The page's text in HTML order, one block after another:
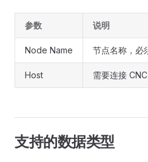
参数 说明
Node Name 节点名称，必
Host 需要连接
支持的数据类型